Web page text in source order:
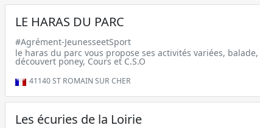
LE HARAS DU PARC
#Agrément-JeunesseetSport
le haras du parc vous propose ses activités variées,
découvert poney, Cours et C.S.O
41140ST ROMAIN SUR CHER
Les écuries de la Loirie